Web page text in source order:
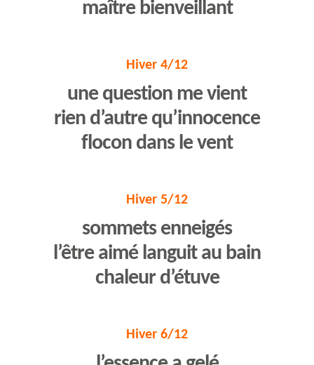
maître bienveillant
Hiver 4/12
une question me vient
rien d’autre qu’innocence
flocon dans le vent
Hiver 5/12
sommets enneigés
l’être aimé languit au bain
chaleur d’étuve
Hiver 6/12